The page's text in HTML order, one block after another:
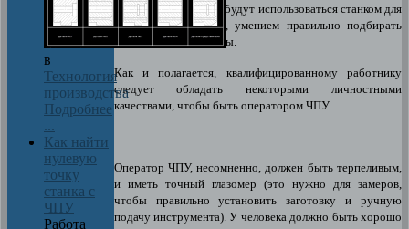
программ, которые и будут использоваться станком для
обработки заготовок, умением правильно подбирать
режущие инструменты.
Как и полагается, квалифицированному работнику
следует обладать некоторыми личностными
качествами, чтобы быть оператором ЧПУ.
Оператор ЧПУ, несомненно, должен быть терпеливым,
и иметь точный глазомер (это нужно для замеров,
чтобы правильно установить заготовку и ручную
подачу инструмента). У человека должно быть хорошо
в
Технология
производства
Подробнее
...
Как найти
нулевую
точку
станка с
ЧПУ
Работа